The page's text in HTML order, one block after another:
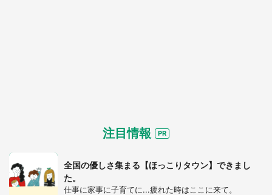
注目情報
全国の優しさ集まる【ほっこりタウン】できまし
た。
仕事に家事に子育てに...疲れた時はここに来て。